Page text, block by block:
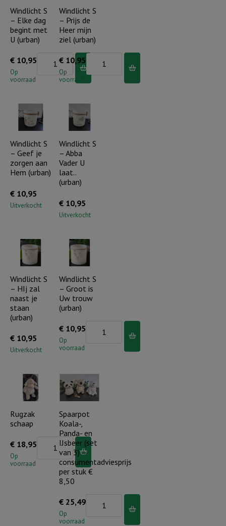
de
morgen
(urban)
liefde
(urban)
aantal
Windlicht S
– Elke dag
begint met
U (urban)
€ 10,95
Op
voorraad
Windlicht
dag
begint
met
U
(urban)
Windlicht S
– Prijs de
Heer mijn
ziel (urban)
€ 10,95
Op
voorraad
Windlicht
S
-
de
Heer
mijn
Windlicht S
– Geef je
zorgen aan
Hem (urban)
€ 10,95
Uitverkocht
Windlicht S
– Abba
Vader U
laat..
(urban)
€ 10,95
Uitverkocht
Windlicht S
– HIj zal
naast je
staan
(urban)
€ 10,95
Uitverkocht
Windlicht S
– Groot is
Uw trouw
(urban)
€ 10,95
Op
voorraad
is
Uw
aantal
Rugzak
schaap
€ 18,95
Op
voorraad
Rugzak
Spaarpot
Koala-,
Panda- en
IJsbeer (set
van 3) –
consumentadviesprijs
per stuk €
8,50
€ 25,49
Op
voorraad
Spaarpot